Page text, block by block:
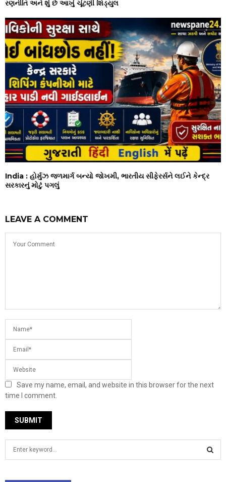
રણનીતિ અને શું છે આખું ચૂંટણી શિડ્યુલ
India : હોર્મુઝ જળમાર્ગ બન્યો જોખમી, ભારતીય સીફેરર્સને લઈને કેન્દ્ર
સરકારનું મોટું પગલું
LEAVE A COMMENT
Save my name, email, and website in this browser for the next
time I comment.